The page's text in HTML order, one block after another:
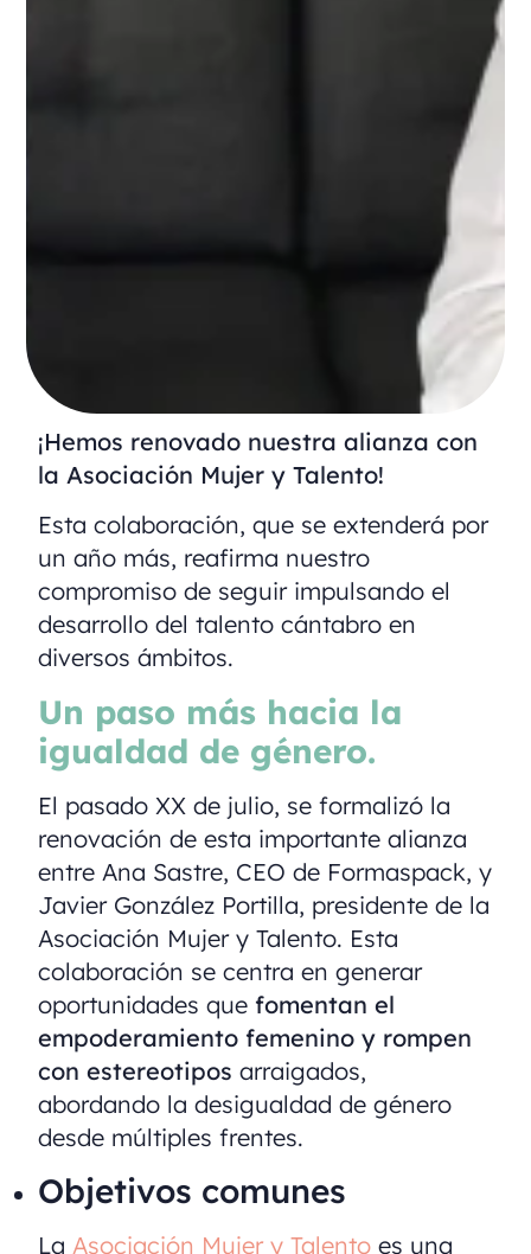
¡Hemos renovado nuestra alianza con
la Asociación Mujer y Talento!
Esta colaboración, que se extenderá por
un año más, reafirma nuestro
compromiso de seguir impulsando el
desarrollo del talento cántabro en
diversos ámbitos.
Un paso más hacia la
igualdad de género.
El pasado XX de julio, se formalizó la
renovación de esta importante alianza
entre Ana Sastre, CEO de Formaspack, y
Javier González Portilla, presidente de la
Asociación Mujer y Talento. Esta
colaboración se centra en generar
oportunidades que fomentan el
empoderamiento femenino y rompen
con estereotipos arraigados,
abordando la desigualdad de género
desde múltiples frentes.
Objetivos comunes
La Asociación Mujer y Talento es una